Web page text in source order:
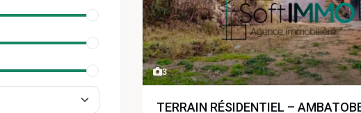
3
TERRAIN RÉSIDENTIEL –